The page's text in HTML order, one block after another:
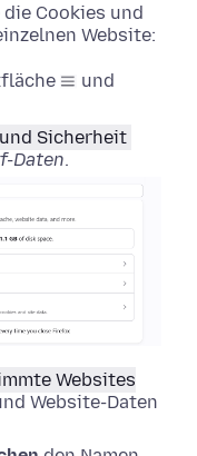
Cookies und
Website:
und
Sicherheit
Daten.
Websites
Website-Daten